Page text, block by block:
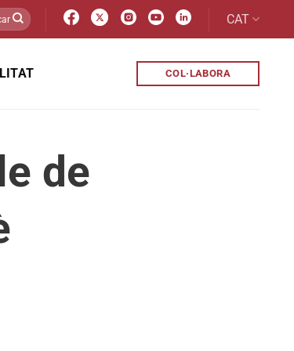
CAT
COL·LABORA
de